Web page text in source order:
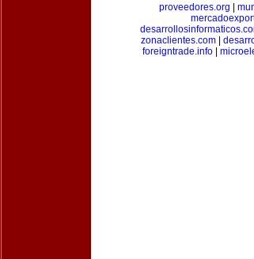
proveedores.org
zonaclientes.com|
foreigntrade.info